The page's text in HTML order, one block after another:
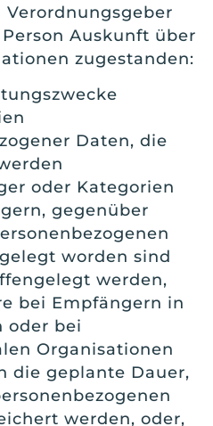
Auskunft über
zugestanden:
Daten, die
oder Kategorien
gegenüber
worden sind
werden,
bei Empfängern in
oder bei
Organisationen
die geplante Dauer,
werden, oder,